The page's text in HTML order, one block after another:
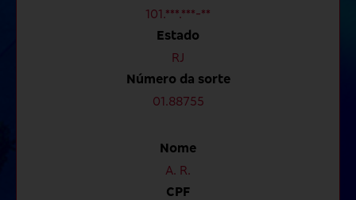
101.***.***-**
Estado
RJ
Número da sorte
01.88755
Nome
A. R.
CPF